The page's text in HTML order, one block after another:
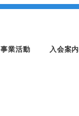
事業活動 入会案内